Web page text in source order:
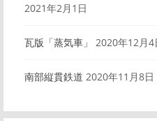
2021年2月1日
瓦版「蒸気車」 2020年12月4
南部縦貫鉄道 2020年11月8日